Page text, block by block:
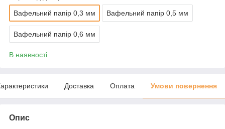
Вафельний папір 0,3 мм Вафельний папір 0,5 мм
Вафельний папір 0,6 мм
В наявності
Доставка Оплата Умови повернення
Опис